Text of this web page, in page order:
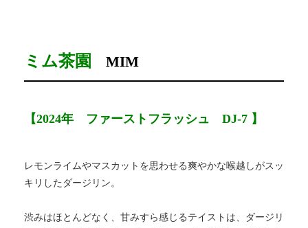
ミム茶園 MIM
【2024年 ファーストフラッシュ DJ-7 】
レモンライムやマスカットを思わせる爽やかな喉越しがスッ
キリしたダージリン。
渋みはほとんどなく、甘みすら感じるテイストは、ダージリ